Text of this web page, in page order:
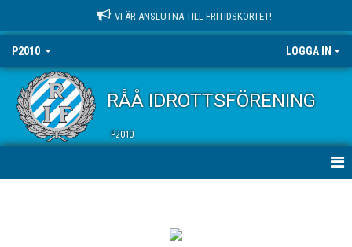
VI ÄR ANSLUTNA TILL FRITIDSKORTET!
P2010 LOGGA IN
RÅÅ IDROTTSFÖRENING
P2010